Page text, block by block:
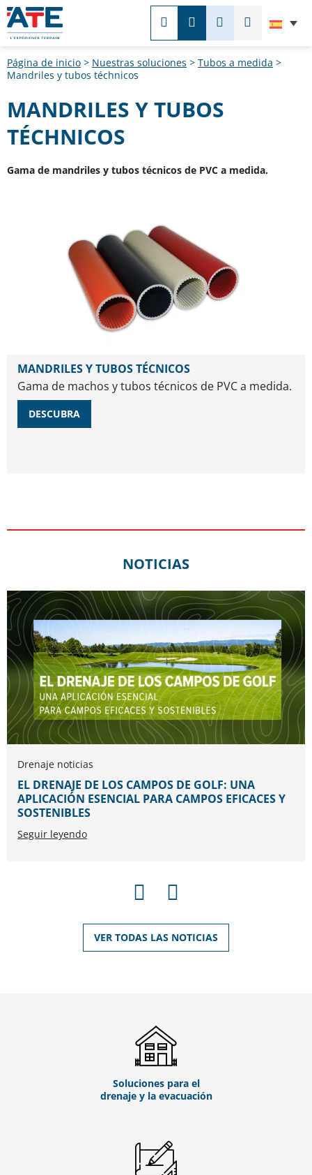
BUSCAR
EN
CONTACTO
CON
LLÁMENOS
MENÚ
Página de inicio > Nuestras soluciones > Tubos a medida >
Mandriles y tubos téchnicos
MANDRILES Y TUBOS
TÉCHNICOS
Gama de mandriles y tubos técnicos de PVC a medida.
MANDRILES Y TUBOS TÉCNICOS
Gama de machos y tubos técnicos de PVC a medida.
DESCUBRA
NOTICIAS
Drenaje noticias
EL DRENAJE DE LOS CAMPOS DE GOLF: UNA
APLICACIÓN ESENCIAL PARA CAMPOS EFICACES Y
SOSTENIBLES
Seguir leyendo
ANTERIOR
SIGUIENTE
VER TODAS LAS NOTICIAS
Soluciones para el
drenaje y la evacuación